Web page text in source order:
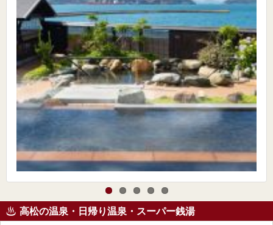
高松の温泉・日帰り温泉・スーパー銭湯